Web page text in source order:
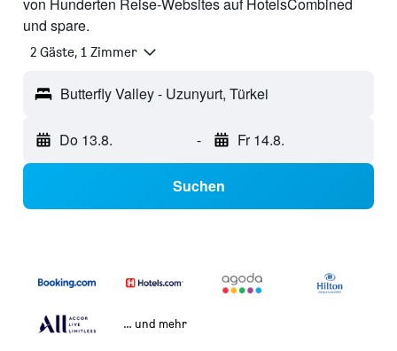
und spare.
2 Gäste, 1 Zimmer
Butterfly Valley - Uzunyurt, Türkei
Do 13.8. - Fr 14.8.
Suchen
… und mehr